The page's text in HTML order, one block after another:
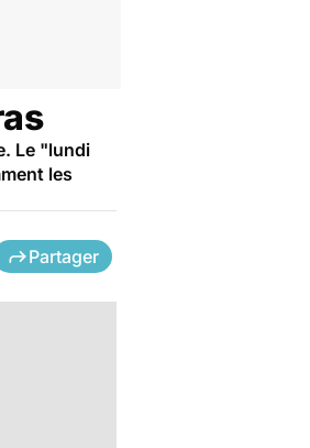
Le "lundi
les
Partager